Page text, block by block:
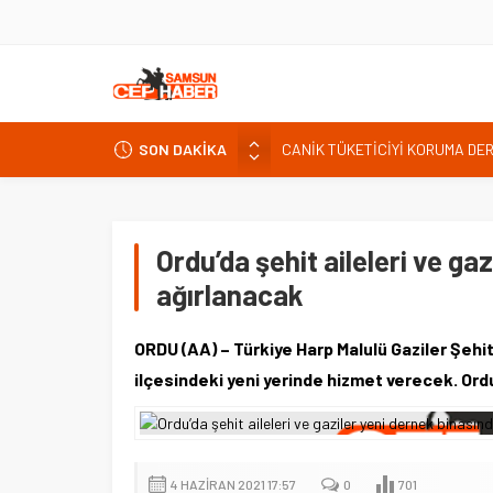
SON DAKİKA
CANİK TÜKETİCİYİ KORUMA
Sandık Bir Emanettir, Emanete
Fatih Mahallesi Sakinleri Ilkadım
Ordu’da şehit aileleri ve
ağırlanacak
ORDU (AA) – Türkiye Harp Malulü Gaziler
ilçesindeki yeni yerinde hizmet verecek.
4 HAZIRAN 2021 17:57 0 701